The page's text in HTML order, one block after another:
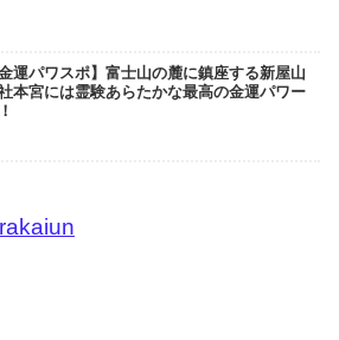
金運パワスポ】富士山の麓に鎮座する新屋山
本宮には霊験あらたかな最高の金運パワー